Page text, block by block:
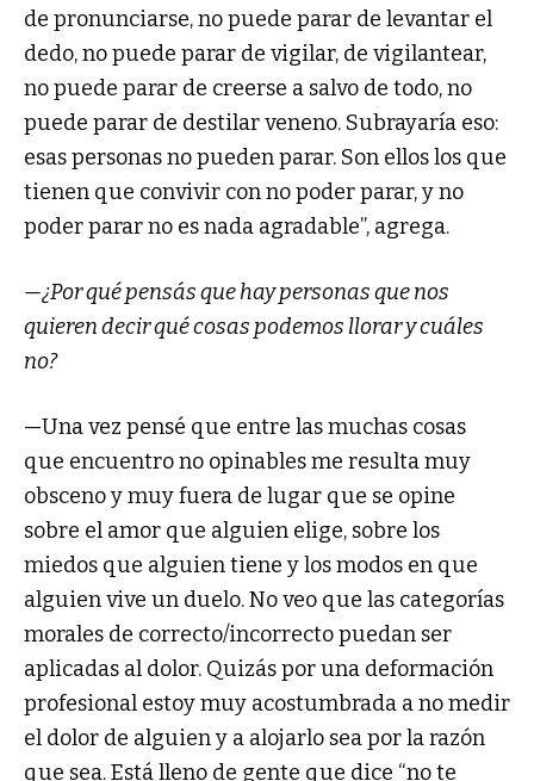
de pronunciarse, no puede parar de levantar el
dedo, no puede parar de vigilar, de vigilantear,
no puede parar de creerse a salvo de todo, no
puede parar de destilar veneno. Subrayaría eso:
esas personas no pueden parar. Son ellos los que
tienen que convivir con no poder parar, y no
poder parar no es nada agradable”, agrega.
—¿Por qué pensás que hay personas que nos
quieren decir qué cosas podemos llorar y cuáles
no?
—Una vez pensé que entre las muchas cosas
que encuentro no opinables me resulta muy
obsceno y muy fuera de lugar que se opine
sobre el amor que alguien elige, sobre los
miedos que alguien tiene y los modos en que
alguien vive un duelo. No veo que las categorías
morales de correcto/incorrecto puedan ser
aplicadas al dolor. Quizás por una deformación
profesional estoy muy acostumbrada a no medir
el dolor de alguien y a alojarlo sea por la razón
que sea. Está lleno de gente que dice “no te